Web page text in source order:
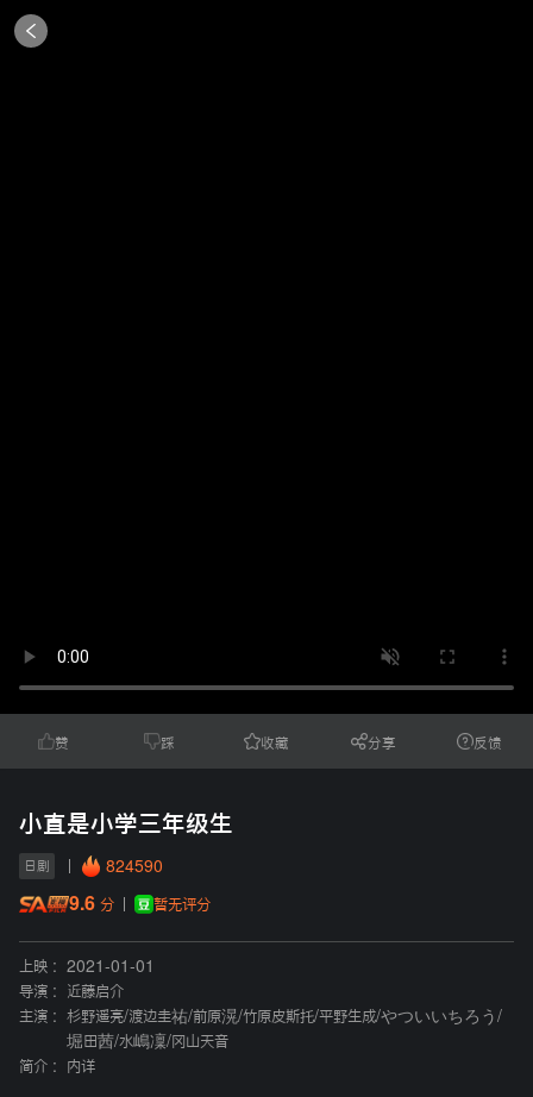
赞 踩 收藏 分享 反馈
小直是小学三年级生
日剧 824590
9.6 分 暂无评分
上映 :
2021-01-01
导演 :
近藤启介
主演 :
杉野遥亮/渡边圭祐/前原滉/竹原皮斯托/平野生成/やついいちろう /
堀田茜/水嶋凜/冈山天音
简介 :
内详